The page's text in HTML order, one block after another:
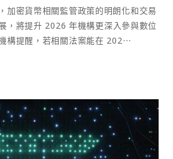
加密貨幣相關監管政策的明朗化和交易
，將提升 2026 年機構更深入參與數位
構提醒，若相關法案能在 202⋯